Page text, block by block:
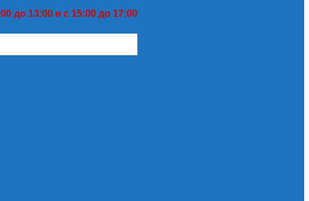
до 13:00 и с 15:00 до 17:00